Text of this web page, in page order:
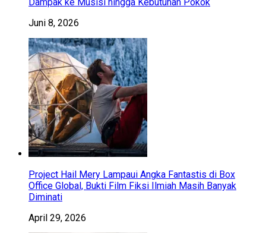
Juni 8, 2026
Project Hail Mery Lampaui Angka Fantastis di Box
Office Global, Bukti Film Fiksi Ilmiah Masih Banyak
Diminati
April 29, 2026